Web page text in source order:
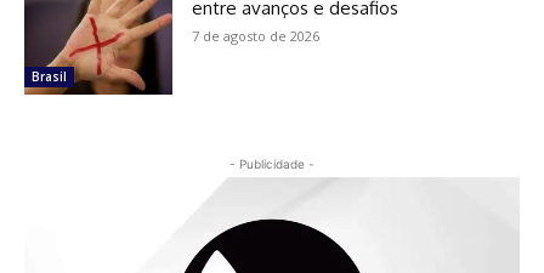
Brasil
entre avanços e desafios
7 de agosto de 2026
- Publicidade -